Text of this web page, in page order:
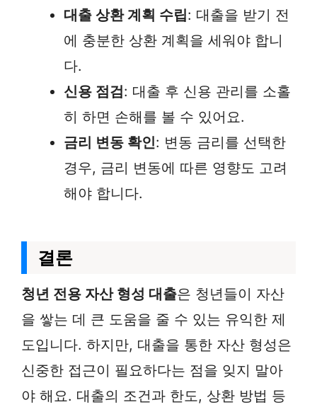
대출 상환 계획 수립: 대출을 받기 전
에 충분한 상환 계획을 세워야 합니
다.
신용 점검: 대출 후 신용 관리를 소홀
히 하면 손해를 볼 수 있어요.
금리 변동 확인: 변동 금리를 선택한
경우, 금리 변동에 따른 영향도 고려
해야 합니다.
결론
청년 전용 자산 형성 대출은 청년들이 자산
을 쌓는 데 큰 도움을 줄 수 있는 유익한 제
도입니다. 하지만, 대출을 통한 자산 형성은
신중한 접근이 필요하다는 점을 잊지 말아
야 해요. 대출의 조건과 한도, 상환 방법 등